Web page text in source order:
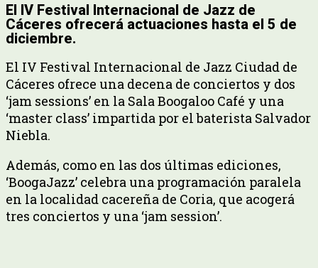
El IV Festival Internacional de Jazz de
Cáceres ofrecerá actuaciones hasta el 5 de
diciembre.
El IV Festival Internacional de Jazz Ciudad de
Cáceres ofrece una decena de conciertos y dos
‘jam sessions’ en la Sala Boogaloo Café y una
‘master class’ impartida por el baterista Salvador
Niebla.
Además, como en las dos últimas ediciones,
‘BoogaJazz’ celebra una programación paralela
en la localidad cacereña de Coria, que acogerá
tres conciertos y una ‘jam session’.